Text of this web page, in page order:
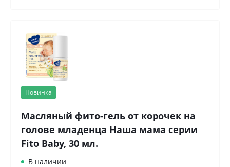
Новинка
Масляный фито-гель от корочек на
голове младенца Наша мама серии
Fito Baby, 30 мл.
В наличии